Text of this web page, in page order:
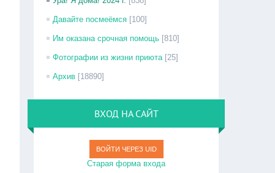
Давайте посмеёмся [100]
Им оказана срочная помощь [810]
Фотографии из жизни приюта [25]
Архив [18890]
ВХОД НА САЙТ
ВОЙТИ ЧЕРЕЗ UID
Старая форма входа